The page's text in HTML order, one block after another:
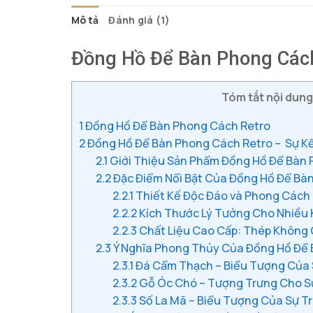
Mô tả Đánh giá (1)
Đồng Hồ Để Bàn Phong
Tóm tắt nội
1Đồng Hồ Để Bàn Phong Cách Retro
2Đồng Hồ Để Bàn Phong Cách Retro – Sự
2.1 Giới Thiệu Sản Phẩm Đồng Hồ Để Bàn
2.2Đặc Điểm Nổi Bật Của Đồng Hồ Để
2.2.1 Thiết Kế Độc Đáo và Phong
2.2.2Kích Thước Lý Tưởng Cho Nhiều
2.2.3 Chất Liệu Cao Cấp: Thép Không
2.3Ý Nghĩa Phong Thủy Của Đồng Hồ
2.3.1Đá Cẩm Thạch – Biểu Tượng Của
2.3.2Gỗ Óc Chó – Tượng Trưng Cho
2.3.3Số La Mã – Biểu Tượng Của Sự